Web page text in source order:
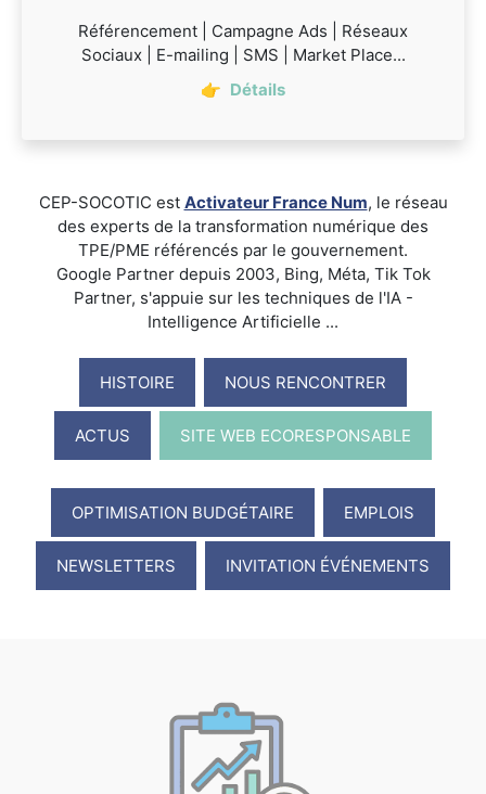
Référencement | Campagne Ads | Réseaux
Sociaux | E-mailing | SMS | Market Place...
👉 Détails
CEP-SOCOTIC est Activateur France Num, le réseau
des experts de la transformation numérique des
TPE/PME référencés par le gouvernement.
Google Partner depuis 2003, Bing, Méta, Tik Tok
Partner, s'appuie sur les techniques de l'IA -
Intelligence Artificielle ...
HISTOIRE NOUS RENCONTRER
ACTUS SITE WEB ECORESPONSABLE
OPTIMISATION BUDGÉTAIRE EMPLOIS
NEWSLETTERS INVITATION ÉVÉNEMENTS